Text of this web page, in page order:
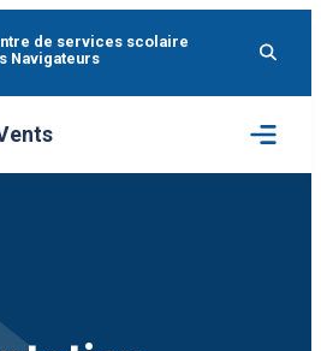
de services scolaire
Navigateurs
Ouvrir
le
menu